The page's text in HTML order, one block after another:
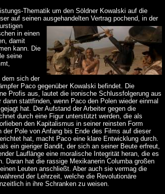
Thematik um den Söldner Kowalski auf die
auf seinen ausgehandelten Vertrag pochend, in der
in einen
damit
kann. Die
seine
dem sich der
Paco gegenüber Kowalski befindet. Die
Profis aus, lautet die ironische Schlussfolgerung aus
stattfinden, wenn Paco den Polen wieder einmal
hat. Der Aufstand der Arbeiter gegen die
durch eine Figur unterstützt werden, die als
den Kapitalismus in seiner reinsten Form
der Pole von Anfang bis Ende des Films auf dieser
hat, macht Paco eine klare Entwicklung durch.
ein gieriger Bandit, der sich an seiner Beute erfreut,
Lauflänge eine moralische Integrität heran, die es
Daran hat die rassige Mexikanerin Columba großen
Leuten anschließt. Aber auch sie vermag die
der Lehrzeit, welche die Revolutionäre
in ihre Schranken zu weisen.